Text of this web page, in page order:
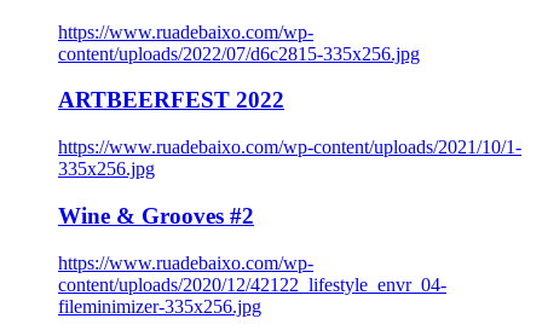
https://www.ruadebaixo.com/wp-
content/uploads/2022/07/d6c2815-335x256.jpg
ARTBEERFEST 2022
https://www.ruadebaixo.com/wp-content/uploads/2021/10/1-
335x256.jpg
Wine & Grooves #2
https://www.ruadebaixo.com/wp-
content/uploads/2020/12/42122_lifestyle_envr_04-
fileminimizer-335x256.jpg